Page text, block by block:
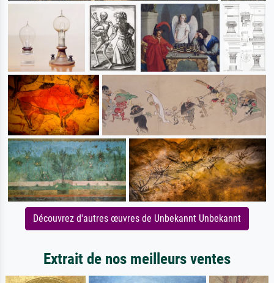
Découvrez d'autres œuvres de Unbekannt Unbekannt
Extrait de nos meilleurs ventes